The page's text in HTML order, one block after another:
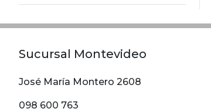
Sucursal Montevideo
José María Montero 2608
098 600 763